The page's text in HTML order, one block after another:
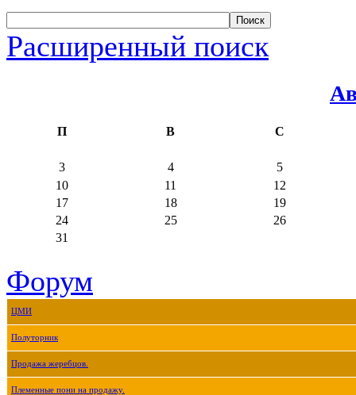
Расширенный поиск
П В С
3 4
5
10
11
12
17
18
19
24
25
26
31
Форум
ЦМИ
Полуторник
Продажа жеребцов.
Племенные пони на продажу.